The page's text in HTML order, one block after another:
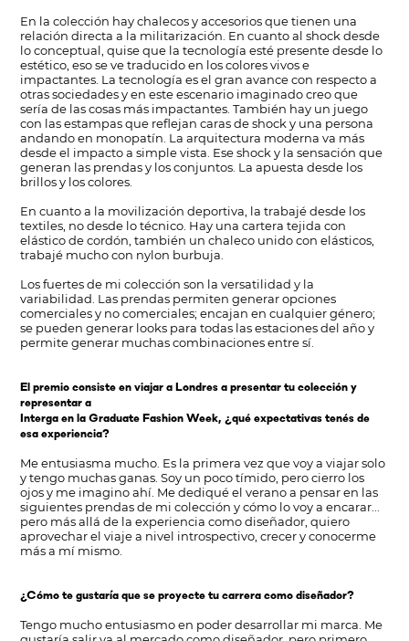
En la colección hay chalecos y accesorios que tienen una
relación directa a la militarización. En cuanto al shock desde
lo conceptual, quise que la tecnología esté presente desde lo
estético, eso se ve traducido en los colores vivos e
impactantes. La tecnología es el gran avance con respecto a
otras sociedades y en este escenario imaginado creo que
sería de las cosas más impactantes. También hay un juego
con las estampas que reflejan caras de shock y una persona
andando en monopatín. La arquitectura moderna va más
desde el impacto a simple vista. Ese shock y la sensación que
generan las prendas y los conjuntos. La apuesta desde los
brillos y los colores.
En cuanto a la movilización deportiva, la trabajé desde los
textiles, no desde lo técnico. Hay una cartera tejida con
elástico de cordón, también un chaleco unido con elásticos,
trabajé mucho con nylon burbuja.
Los fuertes de mi colección son la versatilidad y la
variabilidad. Las prendas permiten generar opciones
comerciales y no comerciales; encajan en cualquier género;
se pueden generar looks para todas las estaciones del año y
permite generar muchas combinaciones entre sí.
El premio consiste en viajar a Londres a presentar tu colección y
representar a
Interga en la Graduate Fashion Week, ¿qué expectativas tenés de
esa experiencia?
Me entusiasma mucho. Es la primera vez que voy a viajar solo
y tengo muchas ganas. Soy un poco tímido, pero cierro los
ojos y me imagino ahí. Me dediqué el verano a pensar en las
siguientes prendas de mi colección y cómo lo voy a encarar...
pero más allá de la experiencia como diseñador, quiero
aprovechar el viaje a nivel introspectivo, crecer y conocerme
más a mí mismo.
¿Cómo te gustaría que se proyecte tu carrera como diseñador?
Tengo mucho entusiasmo en poder desarrollar mi marca. Me